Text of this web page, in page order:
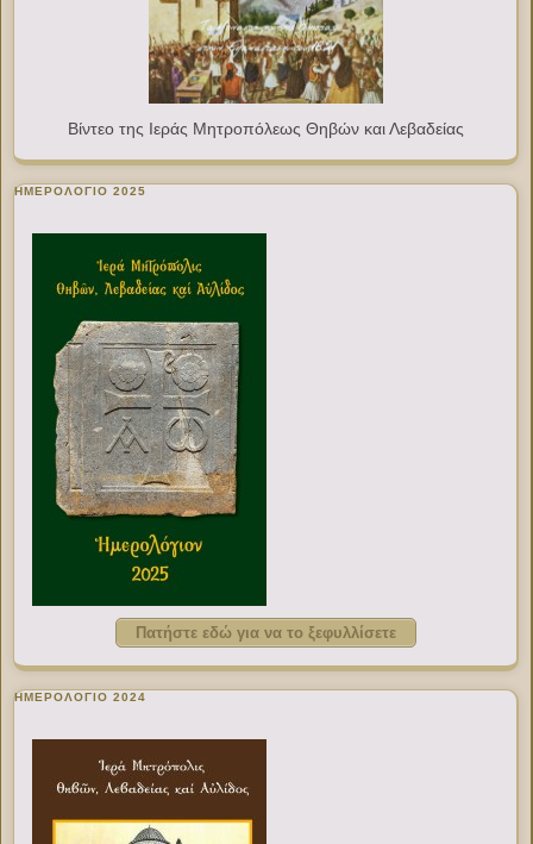
Βίντεο της Ιεράς Μητροπόλεως Θηβών και Λεβαδείας
ΗΜΕΡΟΛΟΓΙΟ 2025
Πατήστε εδώ για να το ξεφυλλίσετε
ΗΜΕΡΟΛΟΓΙΟ 2024